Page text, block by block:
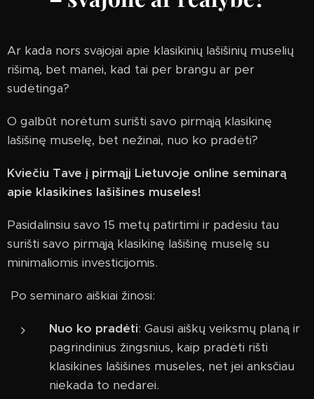
Ar kada nors svajojai apie klasikinių lašišinių muselių
rišimą, bet manei, kad tai per brangu ar per
sudėtinga?
O galbūt norėtum surišti savo pirmąją klasikinę
lašišinę muselę, bet nežinai, nuo ko pradėti?
Kviečiu Tave į pirmąjį Lietuvoje online seminarą
apie klasikines lašišines museles!
Pasidalinsiu savo 15 metų patirtimi ir padėsiu tau
surišti savo pirmąją klasikinę lašišinę muselę su
minimaliomis investicijomis.
Po seminaro aiškiai žinosi:
Nuo ko pradėti: Gausi aiškų veiksmų planą ir
pagrindinius žingsnius, kaip pradėti rišti
klasikines lašišines museles, net jei anksčiau
niekada to nedarei.